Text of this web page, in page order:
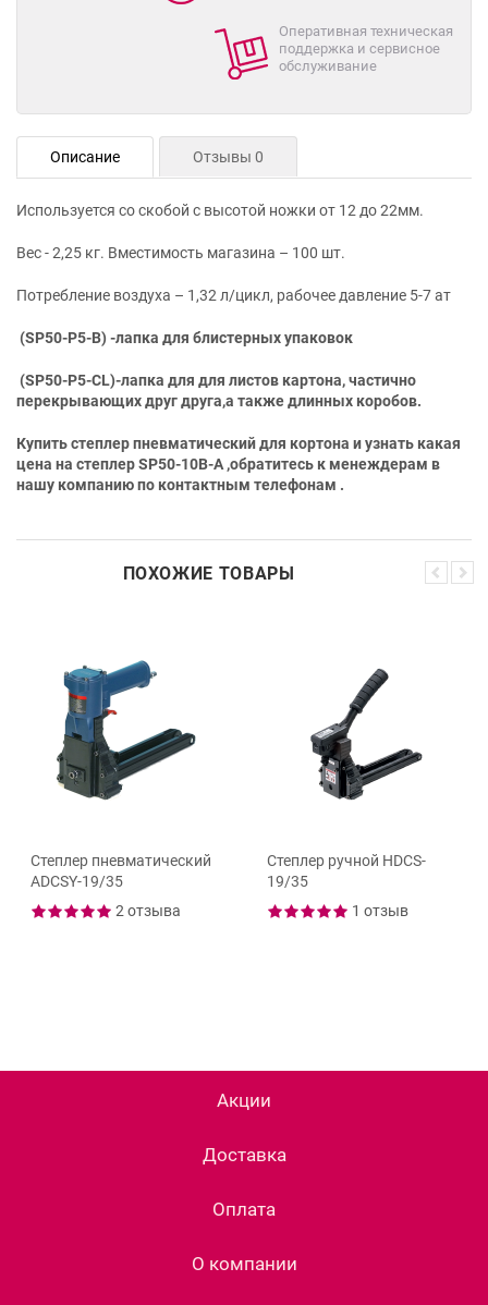
Оперативная техническая
поддержка и сервисное
обслуживание
Описание Отзывы 0
Используется со скобой с высотой ножки от 12 до 22мм.
Вес - 2,25 кг. Вместимость магазина – 100 шт.
Потребление воздуха – 1,32 л/цикл, рабочее давление 5-7 ат
(SP50-P5-B) -лапка для блистерных упаковок
(SP50-P5-CL)-лапка для для листов картона, частично
перекрывающих друг друга,а также длинных коробов.
Купить степлер пневматический для кортона и узнать какая
цена на степлер SP50-10B-A ,обратитесь к менеждерам в
нашу компанию по контактным телефонам .
ПОХОЖИЕ ТОВАРЫ
Степлер пневматический
ADCSY-19/35
2 отзыва
Степлер ручной HDCS-
19/35
1 отзыв
Акции
Доставка
Оплата
О компании